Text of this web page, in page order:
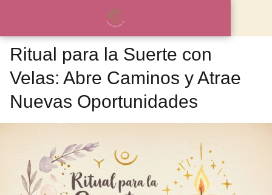
Ritual para la Suerte con
Velas: Abre Caminos y Atrae
Nuevas Oportunidades